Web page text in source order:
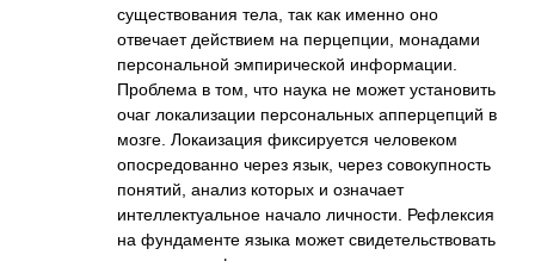
существования тела, так как именно оно
отвечает действием на перцепции, монадами
персональной эмпирической информации.
Проблема в том, что наука не может установить
очаг локализации персональных апперцепций в
мозге. Локаизация фиксируется человеком
опосредованно через язык, через совокупность
понятий, анализ которых и означает
интеллектуальное начало личности. Рефлексия
на фундаменте языка может свидетельствоват­ь